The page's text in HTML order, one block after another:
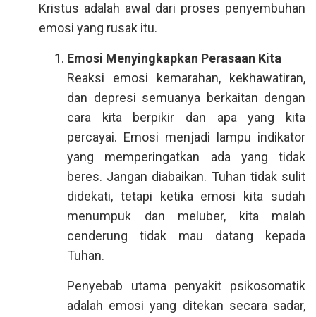
Kristus adalah awal dari proses penyembuhan
emosi yang rusak itu.
Emosi Menyingkapkan Perasaan Kita
Reaksi emosi kemarahan, kekhawatiran,
dan depresi semuanya berkaitan dengan
cara kita berpikir dan apa yang kita
percayai. Emosi menjadi lampu indikator
yang memperingatkan ada yang tidak
beres. Jangan diabaikan. Tuhan tidak sulit
didekati, tetapi ketika emosi kita sudah
menumpuk dan meluber, kita malah
cenderung tidak mau datang kepada
Tuhan.
Penyebab utama penyakit psikosomatik
adalah emosi yang ditekan secara sadar,